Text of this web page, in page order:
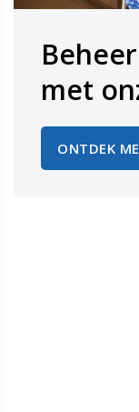
​​​​​​​met
ONTDEK